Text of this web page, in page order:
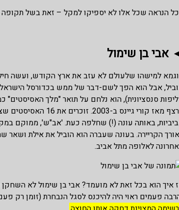
הנראה שכל אלו לא יספיקו למקל – זאת בשל תקופה
אבי בן שימול
ברצף מאז קורי
הקריירה. בעונה שעברה הוא הוביל את אילת ושאר
לאלופה מתל אביב.
איך הוא בכל זאת לא מועמד? אבי בן שימול לא
פעמים ראוי היה להיכנס לסגל הנבחרת (זומן רק